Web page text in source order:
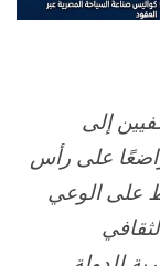
إلى
على رأس
على الوعي